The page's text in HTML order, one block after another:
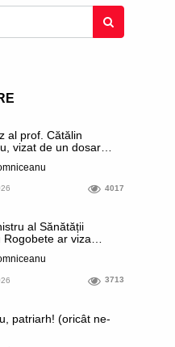
al prof. Cătălin
vizat de un dosar
a execuție
mai imundă parte a
inclusiv documente
ultra-personale
inclusiv
și tratamente
4017
al Sănătății
Rogobete ar viza
Fritz de primar
Pesedistul
demne de Coreea
femei din Timișoara
3713
patriarh! (oricât ne-